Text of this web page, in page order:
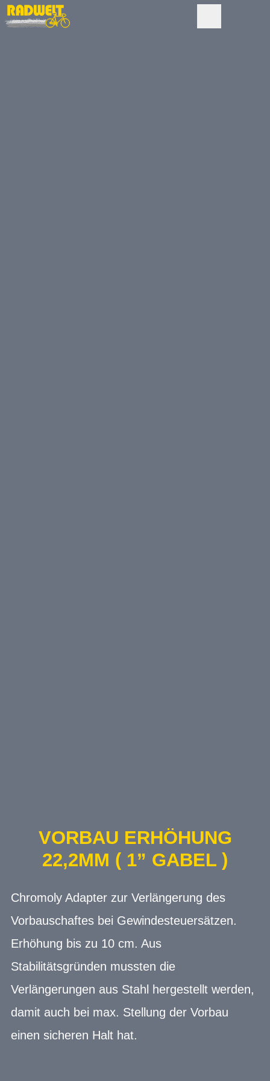
VORBAU ERHÖHUNG
22,2MM ( 1” GABEL )
Chromoly Adapter zur Verlängerung des
Vorbauschaftes bei Gewindesteuersätzen.
Erhöhung bis zu 10 cm. Aus
Stabilitätsgründen mussten die
Verlängerungen aus Stahl hergestellt werden,
damit auch bei max. Stellung der Vorbau
einen sicheren Halt hat.